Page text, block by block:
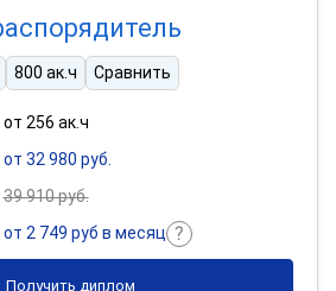
800 ак.ч Сравнить
от 256 ак.ч
от 32 980 руб.
39 910 руб.
от 2 749 руб в месяц
Получить диплом